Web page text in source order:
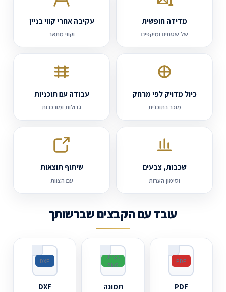
עובד עם הקבצים שברשותך
PDF
PDF
JPG /
PNG
תמונה
DXF
DXF
מדידה חופשית
של שטחים ומיקפים
עקיבה אחרי קווי בניין
וקווי מתאר
כיול מדויק לפי מרחק
מוכר בתוכנית
עבודה עם תוכניות
גדולות ומורכבות
שכבות, צבעים
וסימון הערות
שיתוף תוצאות
עם הצוות